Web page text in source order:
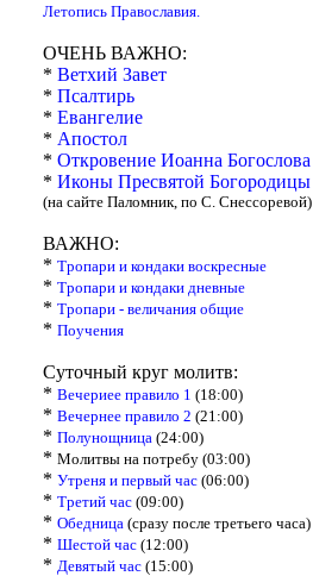
Летопись Православия.
ОЧЕНЬ ВАЖНО:
* Ветхий Завет
* Псалтирь
* Евангелие
* Апостол
* Откровение Иоанна Богослова
* Иконы Пресвятой Богородицы
(на сайте Паломник, по С. Снессоревой)
ВАЖНО:
* Тропари и кондаки воскресные
* Тропари и кондаки дневные
* Тропари - величания общие
* Поучения
Суточный круг молитв:
* Вечериее правило 1 (18:00)
* Вечернее правило 2 (21:00)
* Полунощница (24:00)
* Молитвы на потребу (03:00)
* Утреня и первый час (06:00)
* Третий час (09:00)
* Обедница (сразу после третьего часа)
* Шестой час (12:00)
* Девятый час (15:00)